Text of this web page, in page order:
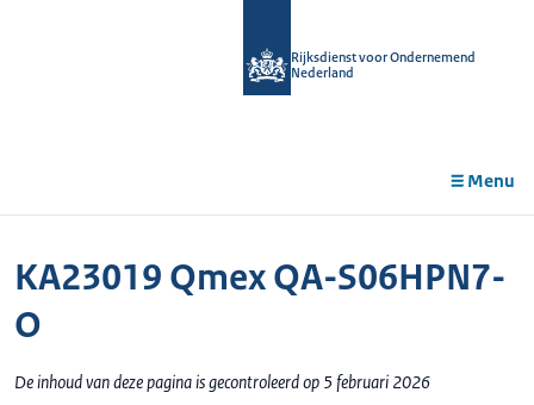
Rijksdienst voor Ondernemend
Nederland
Menu
KA23019 Qmex QA-S06HPN7-
O
De inhoud van deze pagina is gecontroleerd op 5 februari 2026